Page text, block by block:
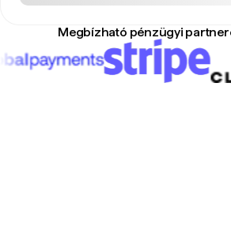
Megbízható pénzügyi